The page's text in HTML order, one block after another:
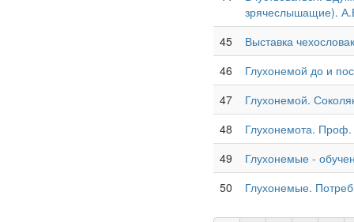
зрячеслышащие).
45
Выставка
46
Глухонемой до и
47
Глухонемой.
48
Глухонемота.
49
Глухонемые -
50
Глухонемые.